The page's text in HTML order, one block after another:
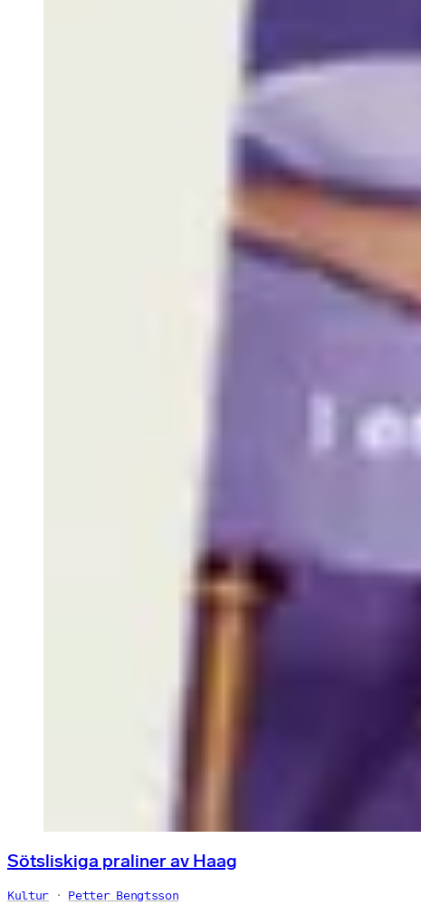
Sötsliskiga praliner av Haag
Kultur Petter Bengtsson